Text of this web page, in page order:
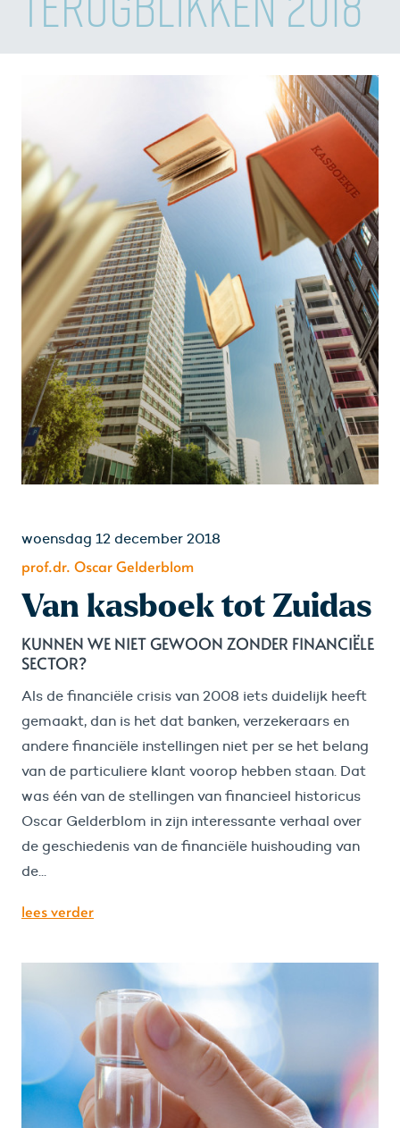
woensdag 12 december 2018
prof.dr. Oscar Gelderblom
Van kasboek tot Zuidas
KUNNEN WE NIET GEWOON ZONDER FINANCIËLE
SECTOR?
Als de financiële crisis van 2008 iets duidelijk heeft
gemaakt, dan is het dat banken, verzekeraars en
andere financiële instellingen niet per se het belang
van de particuliere klant voorop hebben staan. Dat
was één van de stellingen van financieel historicus
Oscar Gelderblom in zijn interessante verhaal over
de geschiedenis van de financiële huishouding van
de...
lees verder